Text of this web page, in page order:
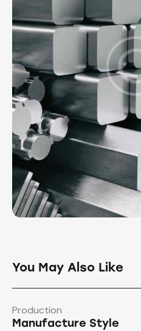
You May Also Like
Production
Manufacture Style